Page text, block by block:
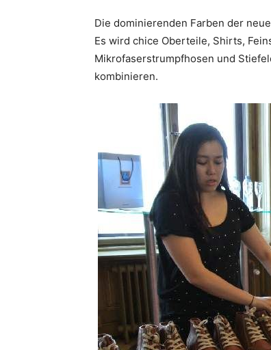
Die dominierenden Farben der
Es wird chice Oberteile, Shirts,
Mikrofaserstrumpfhosen und
kombinieren.